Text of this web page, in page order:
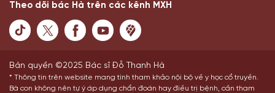
Theo dõi bác Hà trên các kênh MXH
Bản quyền ©2025 Bác sĩ Đỗ Thanh Hà
* Thông tin trên website mang tính tham khảo nội bộ về y học cổ truyền.
Bà con không nên tự ý áp dụng chẩn đoán hay điều trị bệnh, cần tham